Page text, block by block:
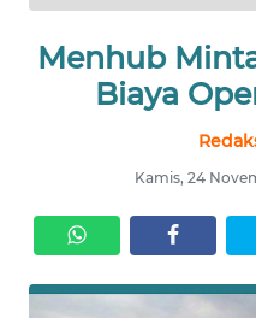
Menhub
Biaya
Kamis, 24
UTAMA
SERBA-
SERBI